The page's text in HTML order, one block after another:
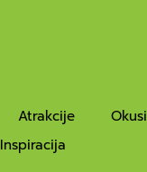
Atrakcije
Okusi
Inspiracija